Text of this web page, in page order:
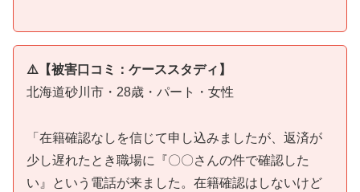
⚠️【被害口コミ：ケーススタディ】
北海道砂川市・28歳・パート・女性
「在籍確認なしを信じて申し込みましたが、返済が
少し遅れたとき職場に『〇〇さんの件で確認した
い』という電話が来ました。在籍確認はしないけど